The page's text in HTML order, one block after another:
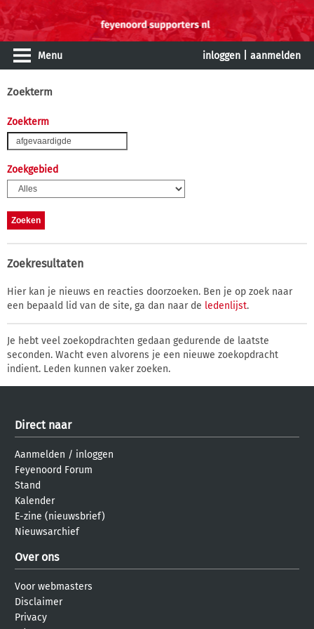
Menu inloggen aanmelden
Zoekterm
Zoekterm
Zoekgebied
Zoekresultaten
Hier kan je nieuws en reacties doorzoeken. Ben je op zoek naar
een bepaald lid van de site, ga dan naar de ledenlijst.
Je hebt veel zoekopdrachten gedaan gedurende de laatste
seconden. Wacht even alvorens je een nieuwe zoekopdracht
indient. Leden kunnen vaker zoeken.
Direct naar
Aanmelden / inloggen
Feyenoord Forum
Stand
Kalender
E-zine (nieuwsbrief)
Nieuwsarchief
Over ons
Voor webmasters
Disclaimer
Privacy